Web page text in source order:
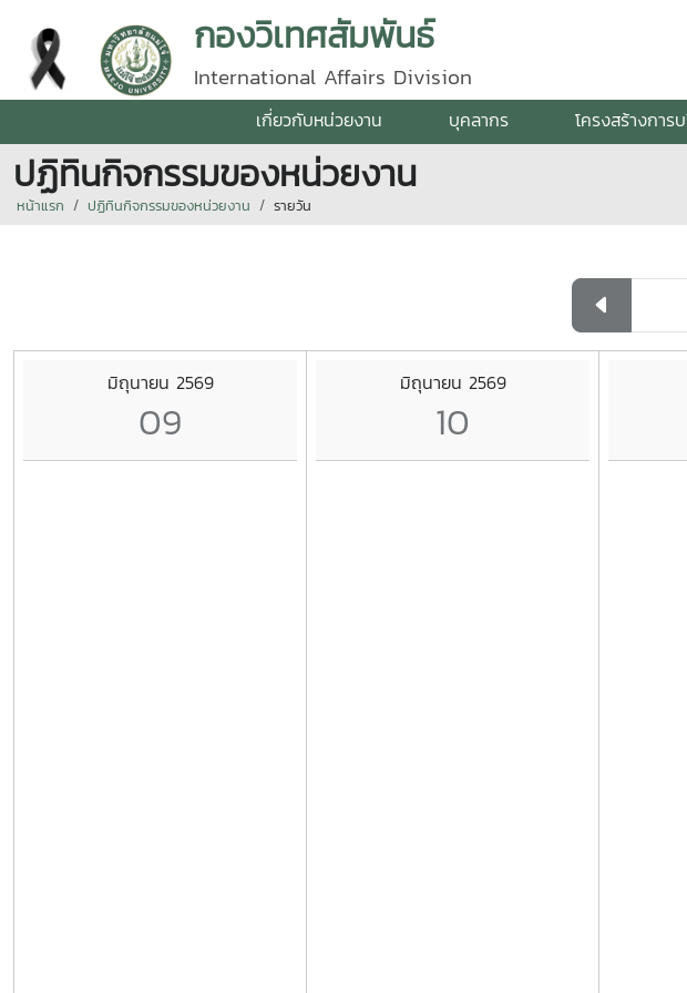
กองวิเทศสัมพันธ์
International Affairs Division
เกี่ยวกับหน่วยงาน บุคลากร โครงสร้างการ
ปฏิทินกิจกรรมของหน่วยงาน
หน้าแรก ปฏิทินกิจกรรมของหน่วยงาน รายวัน
มิถุนายน 2569
09
มิถุนายน 2569
10